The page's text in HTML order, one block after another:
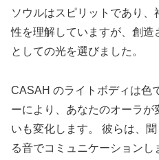
ソウルはスピリットであり
性を理解していますが、創造
としての光を選びました。
CASAH のライトボディは色
ーにより、あなたのオーラ
いも変化します。 彼らは、
る音でコミュニケーションし